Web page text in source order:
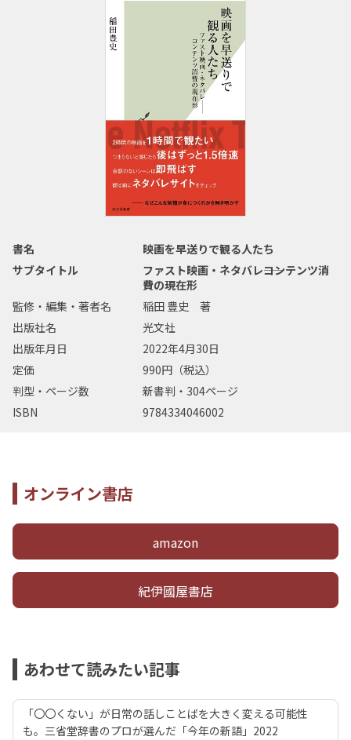
書名
映画を早送りで観る人たち
サブタイトル
ファスト映画・ネタバレ――コンテンツ消
費の現在形
監修・編集・著者名
稲田 豊史 著
出版社名
光文社
出版年月日
2022年4月30日
定価
990円（税込）
判型・ページ数
新書判・304ページ
ISBN
9784334046002
オンライン書店
amazon
紀伊國屋書店
あわせて読みたい記事
「〇〇くない」が日常の話しことばを大きく変える可能性
も。三省堂辞書のプロが選んだ「今年の新語」2022